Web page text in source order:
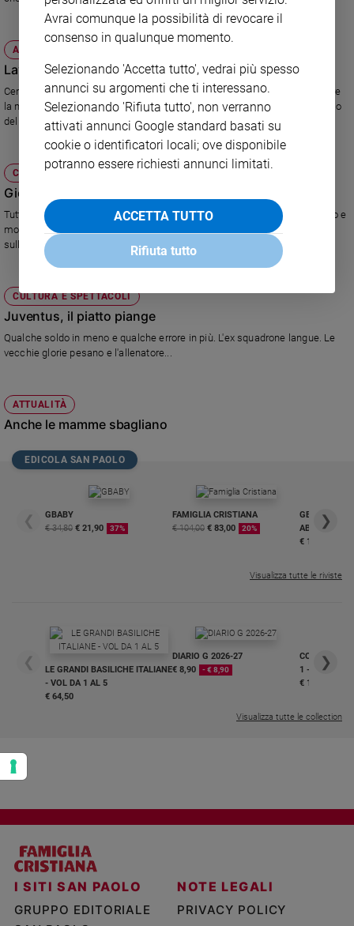
Adolescenza
Bioetica
Vai
Foto
Video
Podcast
Privacy
Chi
Pubblicità
ATTUALITÀ
Lavoro, quegli errori da evitare
Cento manager italiani spiegano come comportarsi al colloquio. Stringere
la mano debolmente, muoversi troppo o incrociare le braccia: il linguaggio
del corpo può nuocere all'assunzione.
CHIESA
Giovani: un nuovo catechismo
Tutta la dottrina della Chiesa in 527 domande risposte. Linguaggio diretto e
moderno. Problemi nella traduzione italiana sugli anticoncezionali e
sull'eutanasia.
CULTURA E SPETTACOLI
Juventus, il piatto piange
Qualche soldo in meno e qualche errore in più. L'ex squadrone langue. Le
vecchie glorie pesano e l'allenatore...
ATTUALITÀ
Anche le mamme sbagliano
EDICOLA SAN PAOLO
❮
GBABY
€ 34,80 € 21,90 37%
FAMIGLIA CRISTIANA
€ 104,00 € 83,00 20%
GBABY
€ 16,99
❯
Visualizza tutte le riviste
❮
LE GRANDI BASILICHE ITALIANE
- VOL DA 1 AL 5
€ 64,50
DIARIO G 2026-27
€ 8,90
- € 8,90
COLLANA
1 - 2
€ 18,50
❯
Visualizza tutte le collection
I SITI SAN PAOLO
GRUPPO EDITORIALE
NOTE LEGALI
PRIVACY POLICY
Avrai comunque la possibilità di revocare il
consenso in qualunque momento.
Selezionando 'Accetta tutto', vedrai più spesso
annunci su argomenti che ti interessano.
Selezionando 'Rifiuta tutto', non verranno
attivati annunci Google standard basati su
cookie o identificatori locali; ove disponibile
potranno essere richiesti annunci limitati.
ACCETTA TUTTO
Rifiuta tutto